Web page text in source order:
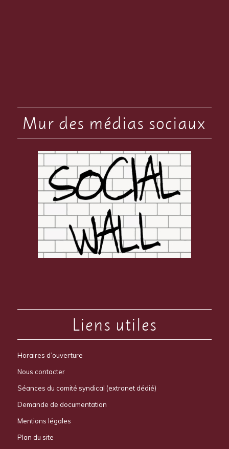
Mur des médias sociaux
Liens utiles
Horaires d’ouverture
Nous contacter
Séances du comité syndical (extranet dédié)
Demande de documentation
Mentions légales
Plan du site